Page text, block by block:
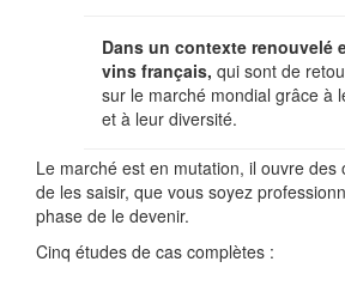
Dans un contexte renouvelé
vins français, qui sont de
sur le marché mondial grâce à
et à leur diversité.
Le marché est en mutation, il ouvre des
de les saisir, que vous soyez
phase de le devenir.
Cinq études de cas complètes :